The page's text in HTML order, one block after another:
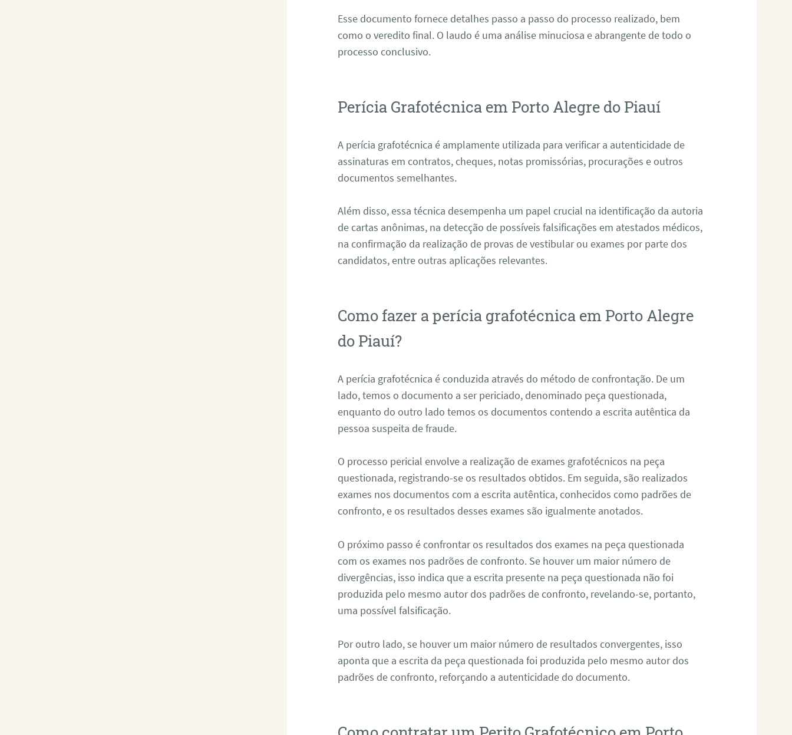
Esse documento fornece detalhes passo a passo do processo realizado, bem
como o veredito final. O laudo é uma análise minuciosa e abrangente de todo o
processo conclusivo.
Perícia Grafotécnica em Porto Alegre do Piauí
A perícia grafotécnica é amplamente utilizada para verificar a autenticidade de
assinaturas em contratos, cheques, notas promissórias, procurações e outros
documentos semelhantes.
Além disso, essa técnica desempenha um papel crucial na identificação da autoria
de cartas anônimas, na detecção de possíveis falsificações em atestados médicos,
na confirmação da realização de provas de vestibular ou exames por parte dos
candidatos, entre outras aplicações relevantes.
Como fazer a perícia grafotécnica em Porto Alegre
do Piauí?
A perícia grafotécnica é conduzida através do método de confrontação. De um
lado, temos o documento a ser periciado, denominado peça questionada,
enquanto do outro lado temos os documentos contendo a escrita autêntica da
pessoa suspeita de fraude.
O processo pericial envolve a realização de exames grafotécnicos na peça
questionada, registrando-se os resultados obtidos. Em seguida, são realizados
exames nos documentos com a escrita autêntica, conhecidos como padrões de
confronto, e os resultados desses exames são igualmente anotados.
O próximo passo é confrontar os resultados dos exames na peça questionada
com os exames nos padrões de confronto. Se houver um maior número de
divergências, isso indica que a escrita presente na peça questionada não foi
produzida pelo mesmo autor dos padrões de confronto, revelando-se, portanto,
uma possível falsificação.
Por outro lado, se houver um maior número de resultados convergentes, isso
aponta que a escrita da peça questionada foi produzida pelo mesmo autor dos
padrões de confronto, reforçando a autenticidade do documento.